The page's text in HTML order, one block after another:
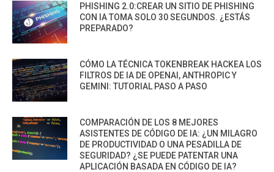
PHISHING 2.0:CREAR UN SITIO DE PHISHING
CON IA TOMA SOLO 30 SEGUNDOS. ¿ESTÁS
PREPARADO?
CÓMO LA TÉCNICA TOKENBREAK HACKEA LOS
FILTROS DE IA DE OPENAI, ANTHROPIC Y
GEMINI: TUTORIAL PASO A PASO
COMPARACIÓN DE LOS 8 MEJORES
ASISTENTES DE CÓDIGO DE IA: ¿UN MILAGRO
DE PRODUCTIVIDAD O UNA PESADILLA DE
SEGURIDAD? ¿SE PUEDE PATENTAR UNA
APLICACIÓN BASADA EN CÓDIGO DE IA?